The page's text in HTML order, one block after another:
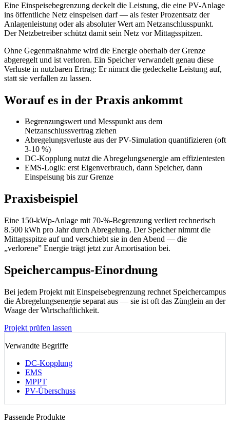
Eine Einspeisebegrenzung deckelt die Leistung, die eine PV-Anlage
ins öffentliche Netz einspeisen darf — als fester Prozentsatz der
Anlagenleistung oder als absoluter Wert am Netzanschlusspunkt.
Der Netzbetreiber schützt damit sein Netz vor Mittagsspitzen.
Ohne Gegenmaßnahme wird die Energie oberhalb der Grenze
abgeregelt und ist verloren. Ein Speicher verwandelt genau diese
Verluste in nutzbaren Ertrag: Er nimmt die gedeckelte Leistung auf,
statt sie verfallen zu lassen.
Worauf es in der Praxis ankommt
Begrenzungswert und Messpunkt aus dem
Netzanschlussvertrag ziehen
Abregelungsverluste aus der PV-Simulation quantifizieren (oft
3-10 %)
DC-Kopplung nutzt die Abregelungsenergie am effizientesten
EMS-Logik: erst Eigenverbrauch, dann Speicher, dann
Einspeisung bis zur Grenze
Praxisbeispiel
Eine 150-kWp-Anlage mit 70-%-Begrenzung verliert rechnerisch
8.500 kWh pro Jahr durch Abregelung. Der Speicher nimmt die
Mittagsspitze auf und verschiebt sie in den Abend — die
„verlorene” Energie trägt jetzt zur Amortisation bei.
Speichercampus-Einordnung
Bei jedem Projekt mit Einspeisebegrenzung rechnet Speichercampus
die Abregelungsenergie separat aus — sie ist oft das Zünglein an der
Waage der Wirtschaftlichkeit.
Projekt prüfen lassen
Verwandte Begriffe
DC-Kopplung
EMS
MPPT
PV-Überschuss
Passende Produkte